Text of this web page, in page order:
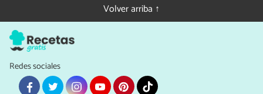
Volver arriba ↑
Redes sociales